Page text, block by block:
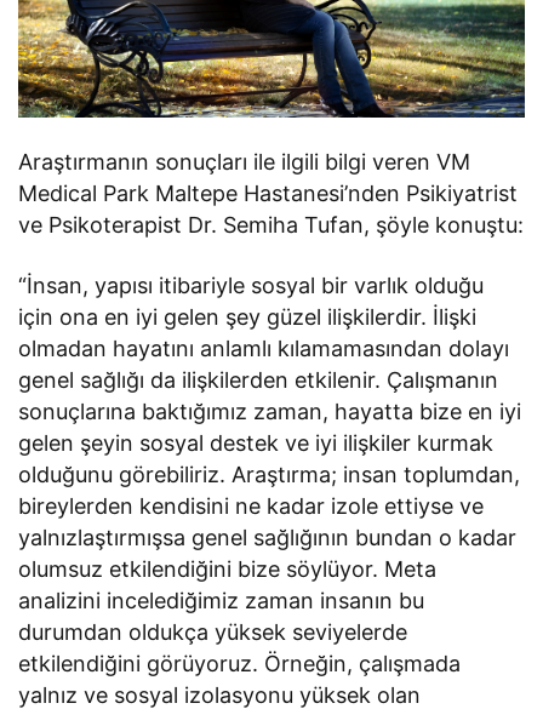
Araştırmanın sonuçları ile ilgili bilgi veren VM
Medical Park Maltepe Hastanesi’nden Psikiyatrist
ve Psikoterapist Dr. Semiha Tufan, şöyle konuştu:
“İnsan, yapısı itibariyle sosyal bir varlık olduğu
için ona en iyi gelen şey güzel ilişkilerdir. İlişki
olmadan hayatını anlamlı kılamamasından dolayı
genel sağlığı da ilişkilerden etkilenir. Çalışmanın
sonuçlarına baktığımız zaman, hayatta bize en iyi
gelen şeyin sosyal destek ve iyi ilişkiler kurmak
olduğunu görebiliriz. Araştırma; insan toplumdan,
bireylerden kendisini ne kadar izole ettiyse ve
yalnızlaştırmışsa genel sağlığının bundan o kadar
olumsuz etkilendiğini bize söylüyor. Meta
analizini incelediğimiz zaman insanın bu
durumdan oldukça yüksek seviyelerde
etkilendiğini görüyoruz. Örneğin, çalışmada
yalnız ve sosyal izolasyonu yüksek olan